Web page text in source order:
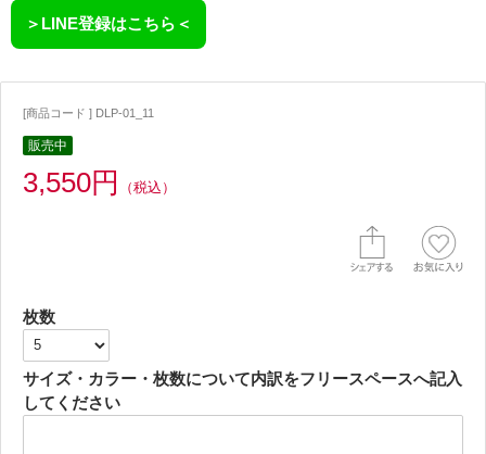
＞LINE登録はこちら＜
[商品コード ] DLP-01_11
販売中
3,550円 （税込）
枚数
サイズ・カラー・枚数について内訳をフリースペースへ記入
してください